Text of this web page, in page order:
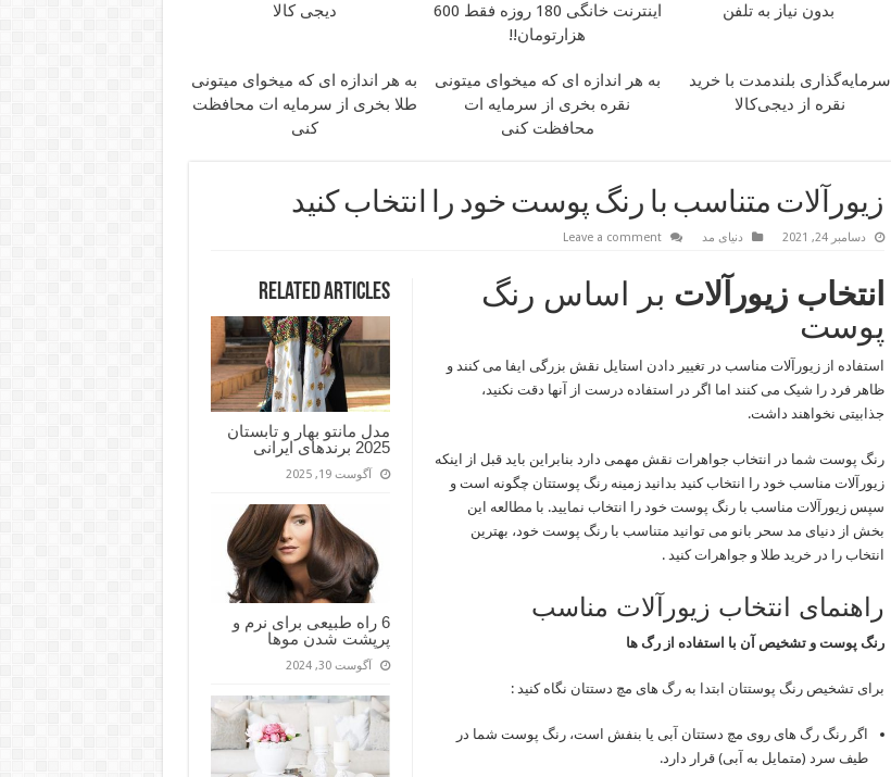
بدون نیاز به تلفن
اینترنت خانگی 180 روزه فقط 600
هزارتومان!!
دیجی کالا
سرمایه‌گذاری بلندمدت با خرید
نقره از دیجی‌کالا
به هر اندازه ای که میخوای میتونی
نقره بخری از سرمایه ات
محافظت کنی
به هر اندازه ای که میخوای میتونی
طلا بخری از سرمایه ات محافظت
کنی
زیورآلات متناسب با رنگ پوست خود را انتخاب کنید
دسامبر 24, 2021 دنیای مد Leave a comment
Related Articles
مدل مانتو بهار و تابستان
2025 برندهای ایرانی
آگوست 19, 2025
6 راه طبیعی برای نرم و
پرپشت شدن موها
آگوست 30, 2024
انتخاب زیورآلات بر اساس رنگ
پوست
استفاده از زیورآلات مناسب در تغییر دادن استایل نقش بزرگی ایفا می کنند و
ظاهر فرد را شیک می کنند اما اگر در استفاده درست از آنها دقت نکنید،
جذابیتی نخواهند داشت.
رنگ پوست شما در انتخاب جواهرات نقش مهمی دارد بنابراین باید قبل از اینکه
زیورآلات مناسب خود را انتخاب کنید بدانید زمینه رنگ پوستتان چگونه است و
سپس زیورآلات مناسب با رنگ پوست خود را انتخاب نمایید. با مطالعه این
بخش از دنیای مد سحر بانو می توانید متناسب با رنگ پوست خود، بهترین
انتخاب را در خرید طلا و جواهرات کنید .
راهنمای انتخاب زیورآلات مناسب
رنگ پوست و تشخیص آن با استفاده از رگ ها
برای تشخیص رنگ پوستتان ابتدا به رگ های مچ دستتان نگاه کنید :
اگر رنگ رگ های روی مچ دستتان آبی یا بنفش است، رنگ پوست شما در
طیف سرد (متمایل به آبی) قرار دارد.